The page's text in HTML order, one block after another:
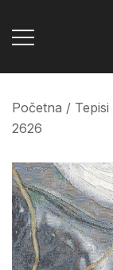
Početna / Tepisi
2626